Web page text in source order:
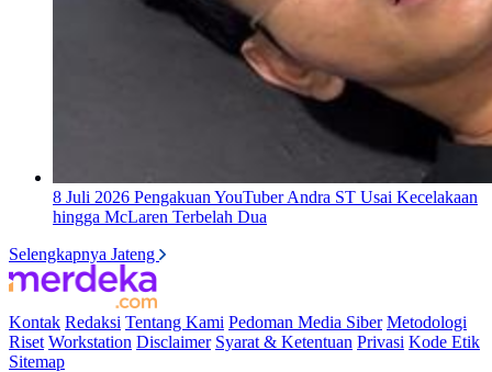
8 Juli 2026 Pengakuan YouTuber Andra ST Usai Kecelakaan
hingga McLaren Terbelah Dua
Selengkapnya Jateng
Kontak Redaksi Tentang Kami Pedoman Media Siber Metodologi
Riset Workstation Disclaimer Syarat & Ketentuan Privasi Kode Etik
Sitemap